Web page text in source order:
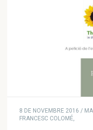
8 DE NOVEMBRE 2016 /
FRANCESC COLOMÉ,